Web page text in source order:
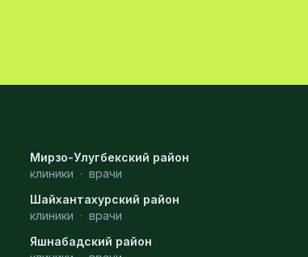
Мирзо-Улугбекский район
клиники · врачи
Шайхантахурский район
клиники · врачи
Яшнабадский район